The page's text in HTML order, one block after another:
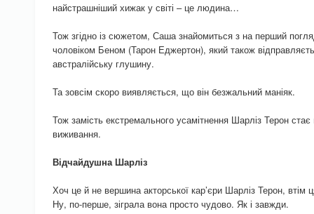
найстрашніший хижак у світі – це людина…
Тож згідно із сюжетом, Саша знайомиться з на перший
чоловіком Беном (Тарон Еджертон), який також
австралійську глушину.
Та зовсім скоро виявляється, що він безжальний маніяк.
Тож замість екстремального усамітнення Шарліз Терон
виживання.
Відчайдушна Шарліз
Хоч це й не вершина акторської кар’єри Шарліз Терон,
Ну, по-перше, зіграла вона просто чудово. Як і завжди.